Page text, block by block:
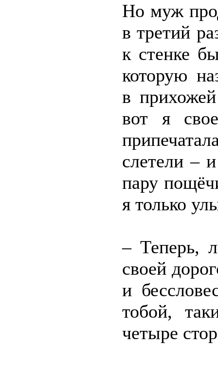
Но муж
в третий
к стенке
которую
в
вот я
слетели –
пару
я только
– Теперь,
своей
и
тобой,
четыре